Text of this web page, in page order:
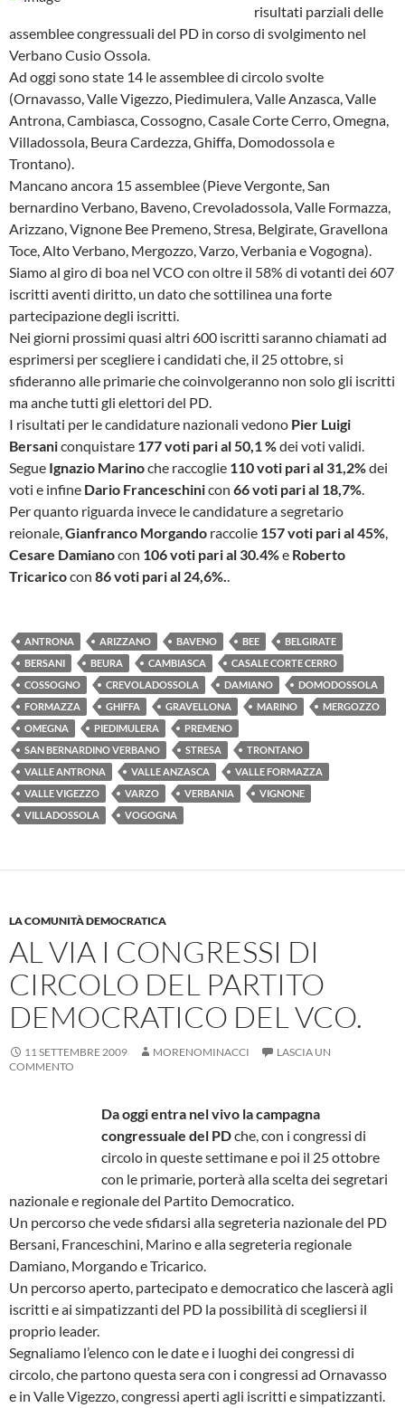
risultati parziali delle
assemblee congressuali del PD in corso di svolgimento nel
Verbano Cusio Ossola.
Ad oggi sono state 14 le assemblee di circolo svolte
(Ornavasso, Valle Vigezzo, Piedimulera, Valle Anzasca, Valle
Antrona, Cambiasca, Cossogno, Casale Corte Cerro, Omegna,
Villadossola, Beura Cardezza, Ghiffa, Domodossola e
Trontano).
Mancano ancora 15 assemblee (Pieve Vergonte, San
bernardino Verbano, Baveno, Crevoladossola, Valle Formazza,
Arizzano, Vignone Bee Premeno, Stresa, Belgirate, Gravellona
Toce, Alto Verbano, Mergozzo, Varzo, Verbania e Vogogna).
Siamo al giro di boa nel VCO con oltre il 58% di votanti dei 607
iscritti aventi diritto, un dato che sottilinea una forte
partecipazione degli iscritti.
Nei giorni prossimi quasi altri 600 iscritti saranno chiamati ad
esprimersi per scegliere i candidati che, il 25 ottobre, si
sfideranno alle primarie che coinvolgeranno non solo gli iscritti
ma anche tutti gli elettori del PD.
I risultati per le candidature nazionali vedono Pier Luigi
Bersaniconquistare 177 voti pari al 50,1 %dei voti validi.
Segue Ignazio Marinoche raccoglie 110 voti pari al 31,2%dei
voti e infine Dario Franceschinicon 66 voti pari al 18,7%.
Per quanto riguarda invece le candidature a segretario
reionale,Gianfranco Morgando raccolie 157 voti pari al 45%,
Cesare Damianocon 106 voti pari al 30.4%e Roberto
Tricaricocon 86 voti pari al 24,6%..
ANTRONA ARIZZANO BAVENO BEE
BELGIRATE
BERSANI
BEURA CAMBIASCA
CASALE CORTE CERRO
COSSOGNO
CREVOLADOSSOLA DAMIANO
DOMODOSSOLA
FORMAZZA
GHIFFA GRAVELLONA MARINO
MERGOZZO
OMEGNA
PIEDIMULERA
PREMENO
SAN BERNARDINO VERBANO
STRESA
TRONTANO
VALLE ANTRONA
VALLE ANZASCA
VALLE FORMAZZA
VALLE VIGEZZO
VARZO VERBANIA
VIGNONE
VILLADOSSOLA
VOGOGNA
LA COMUNITÀ DEMOCRATICA
AL VIA I CONGRESSI DI
CIRCOLO DEL PARTITO
DEMOCRATICO DEL VCO.
11 SETTEMBRE 2009 MORENOMINACCI
LASCIA UN
COMMENTO
Da oggi entra nel vivo la campagna
congressuale del PDche, con i congressi di
circolo in queste settimane e poi il 25 ottobre
con le primarie, porterà alla scelta dei segretari
nazionale e regionale del Partito Democratico.
Un percorso che vede sfidarsi alla segreteria nazionale del PD
Bersani, Franceschini, Marino e alla segreteria regionale
Damiano, Morgando e Tricarico.
Un percorso aperto, partecipato e democratico che lascerà agli
iscritti e ai simpatizzanti del PD la possibilità di scegliersi il
proprio leader.
Segnaliamo l’elenco con le date e i luoghi dei congressi di
circolo, che partono questa sera con i congressi ad Ornavasso
e in Valle Vigezzo, congressi aperti agli iscritti e simpatizzanti.